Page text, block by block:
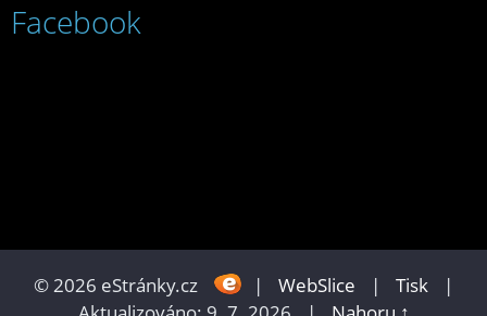
Facebook
© 2026 eStránky.cz | WebSlice | Tisk
|